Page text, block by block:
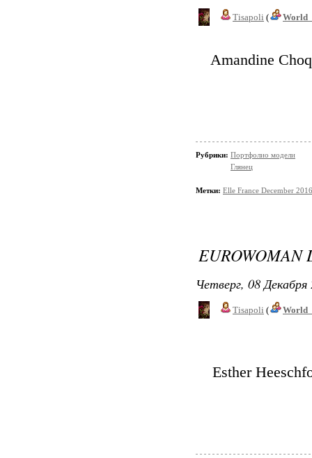
Tisapoli (
Amandine
Рубрики: Портфолио модели
Глянец
Метки: Elle France December 2016
EUROWOMAN
Четверг, 08
Tisapoli (
Esther